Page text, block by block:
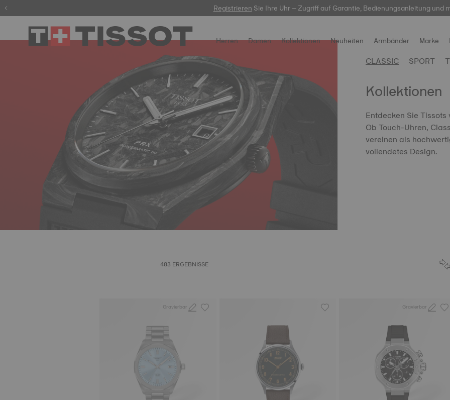
Gravur-Service:hier gravierbare Uhren entdecken. Erschaffen Sie etwas
RegistrierenSie Ihre Uhr – Zugriff auf Garantie, Bedienungsanleitung und
Herren Damen Kollektionen Neuheiten Armbänder Marke
CLASSIC SPORT
Kollektionen
Entdecken Sie
Ob Touch-Uhren,
vereinen als
vollendetes Design.
483 ERGEBNISSE
Gravierbar Gravierbar